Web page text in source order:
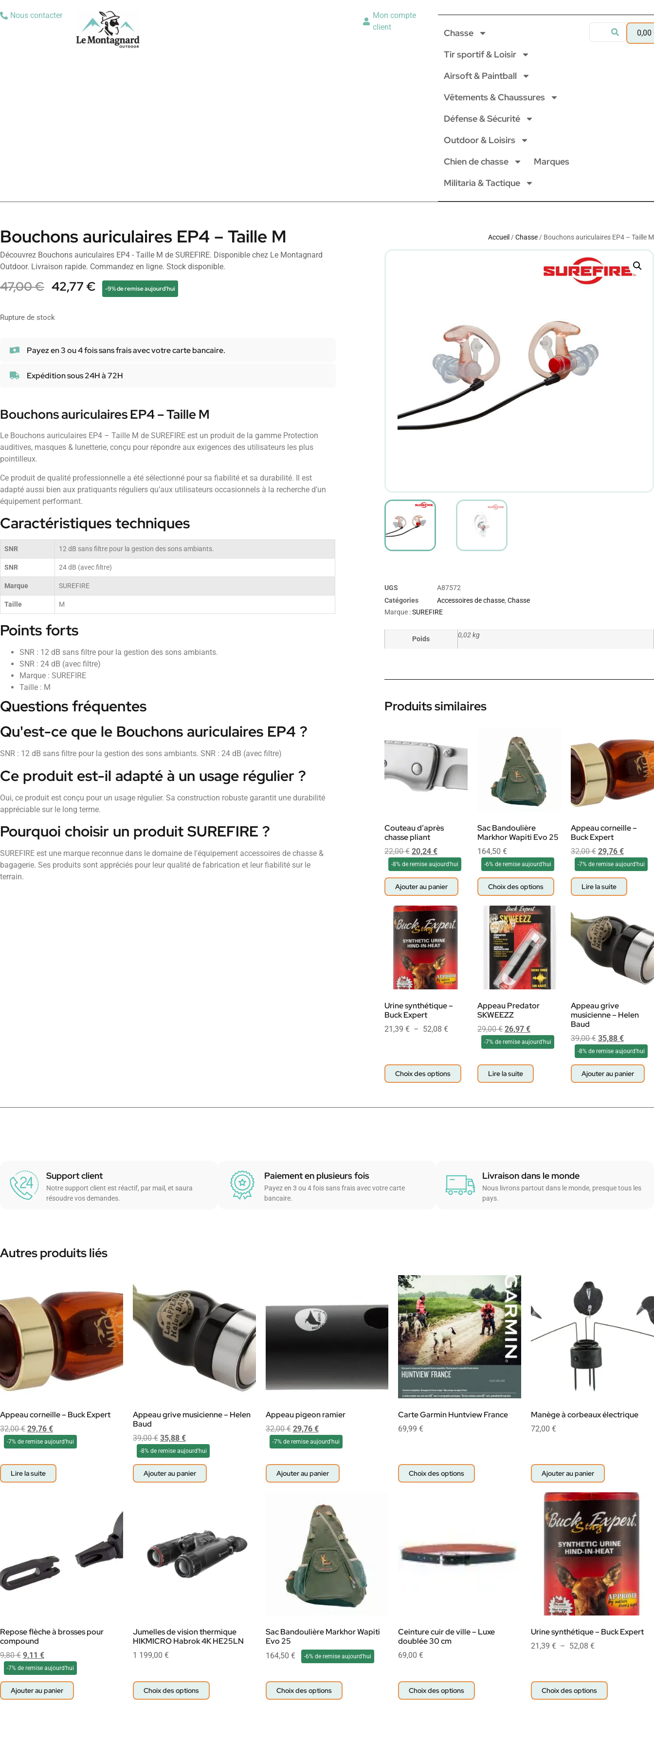
Nous contacter
Mon compte
client
Chasse
Tir sportif & Loisir
Airsoft & Paintball
Vêtements & Chaussures
Défense & Sécurité
Outdoor & Loisirs
Chien de chasse
Marques
Militaria & Tactique
0,00
Bouchons auriculaires EP4 – Taille M
Découvrez Bouchons auriculaires EP4 - Taille M de SUREFIRE. Disponible chez Le Montagnard
Outdoor. Livraison rapide. Commandez en ligne. Stock disponible.
47,00€ 42,77€ -9% de remise aujourd'hui
Rupture de stock
Payez en 3 ou 4 fois sans frais avec votre carte bancaire.
Expédition sous 24H à 72H
Bouchons auriculaires EP4 – Taille M
Le Bouchons auriculaires EP4 – Taille M de SUREFIRE est un produit de la gamme Protection
auditives, masques & lunetterie, conçu pour répondre aux exigences des utilisateurs les plus
pointilleux.
Ce produit de qualité professionnelle a été sélectionné pour sa fiabilité et sa durabilité. Il est
adapté aussi bien aux pratiquants réguliers qu’aux utilisateurs occasionnels à la recherche d’un
équipement performant.
Caractéristiques techniques
SNR 12 dB sans filtre pour la gestion des sons ambiants.
SNR 24 dB (avec filtre)
Marque SUREFIRE
Taille M
Points forts
SNR : 12 dB sans filtre pour la gestion des sons ambiants.
SNR : 24 dB (avec filtre)
Marque : SUREFIRE
Taille : M
Questions fréquentes
Qu'est-ce que le Bouchons auriculaires EP4 ?
SNR : 12 dB sans filtre pour la gestion des sons ambiants. SNR : 24 dB (avec filtre)
Ce produit est-il adapté à un usage régulier ?
Oui, ce produit est conçu pour un usage régulier. Sa construction robuste garantit une durabilité
appréciable sur le long terme.
Pourquoi choisir un produit SUREFIRE ?
SUREFIRE est une marque reconnue dans le domaine de l'équipement accessoires de chasse &
bagagerie. Ses produits sont appréciés pour leur qualité de fabrication et leur fiabilité sur le
terrain.
Accueil /Chasse / Bouchons auriculaires EP4 – Taille M
UGS
A87572
Catégories
Accessoires de chasse, Chasse
Marque :SUREFIRE
Poids 0,02 kg
Produits similaires
Couteau d’après
chasse pliant
22,00€ 20,24 €
-8% de remise aujourd'hui
Ajouter au panier
Sac Bandoulière
Markhor Wapiti Evo 25
164,50€
-6% de remise aujourd'hui
Choix des options
Appeau corneille –
Buck Expert
32,00€ 29,76 €
-7% de remise aujourd'hui
Lire la suite
Urine synthétique –
Buck Expert
21,39 € – 52,08 €
Choix des options
Appeau Predator
SKWEEZZ
29,00€ 26,97€
-7% de remise aujourd'hui
Lire la suite
Appeau grive
musicienne – Helen
Baud
39,00€ 35,88 €
-8% de remise aujourd'hui
Ajouter au panier
Support client
Notre support client est réactif, par mail, et saura
résoudre vos demandes.
Paiement en plusieurs fois
Payez en 3 ou 4 fois sans frais avec votre carte
bancaire.
Livraison dans le monde
Nous livrons partout dans le monde, presque tous les
pays.
Autres produits liés
Appeau corneille – Buck Expert
32,00€ 29,76 €
-7% de remise aujourd'hui
Lire la suite
Appeau grive musicienne – Helen
Baud
39,00€ 35,88 €
-8% de remise aujourd'hui
Ajouter au panier
Appeau pigeon ramier
32,00€ 29,76 €
-7% de remise aujourd'hui
Ajouter au panier
Carte Garmin Huntview France
69,99€
Choix des options
Manège à corbeaux électrique
72,00€
Ajouter au panier
Repose flèche à brosses pour
compound
9,80€ 9,11 €
-7% de remise aujourd'hui
Ajouter au panier
Jumelles de vision thermique
HIKMICRO Habrok 4K HE25LN
1 199,00 €
Choix des options
Sac Bandoulière Markhor Wapiti
Evo 25
164,50 € -6% de remise aujourd'hui
Choix des options
Ceinture cuir de ville – Luxe
doublée 30 cm
69,00€
Choix des options
Urine synthétique – Buck Expert
21,39€ – 52,08€
Choix des options